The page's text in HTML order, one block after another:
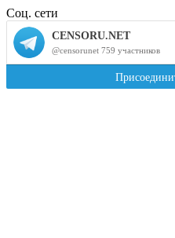
Соц. сети